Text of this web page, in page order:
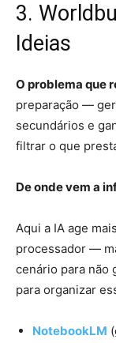
3.
Ideias
O problema que
preparação —
secundários e
filtrar o que
De onde vem a
Aqui a IA age
processador —
cenário para não
para organizar
NotebookLM